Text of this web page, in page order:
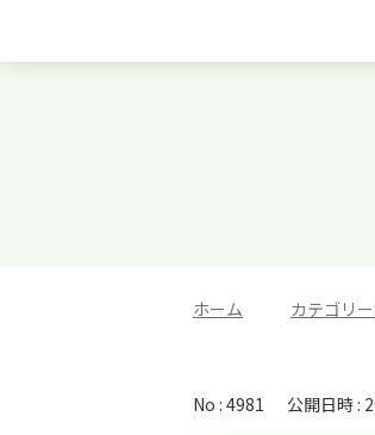
ホーム カテゴリ
No : 4981 公開日時 :